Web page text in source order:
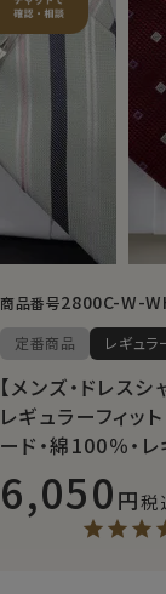
商品番号2800C-W-
定番商品 レギュラ
【メンズ・ドレスシ
レギュラーフィッ
ード・綿100％・
6,050 税